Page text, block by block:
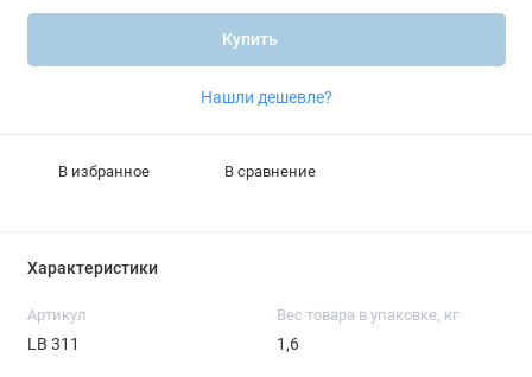
Купить
Нашли дешевле?
В избранное В сравнение
Характеристики
Артикул
LB 311
Вес товара в упаковке, кг
1,6